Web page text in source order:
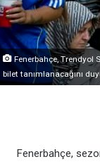
Fenerbahçe, Trendyol
bilet tanımlanacağını
Fenerbahçe,